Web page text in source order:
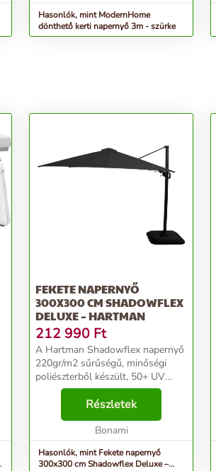
Hasonlók, mint ModernHome
dönthető kerti napernyő 3m - szürke
FEKETE NAPERNYŐ
300X300 CM SHADOWFLEX
DELUXE – HARTMAN
212 990 Ft
A Hartman Shadowflex napernyő
220gr/m2 sűrűségű, minőségi
poliészterből készült, 50+ UV
szűrővel , amely erős, tartós,
megtartja a színét és visszaveri a
szennyeződéseket. Az alumínium
váznak köszönhe...
Részletek
Bonami
Hasonlók, mint Fekete napernyő
300x300 cm Shadowflex Deluxe –